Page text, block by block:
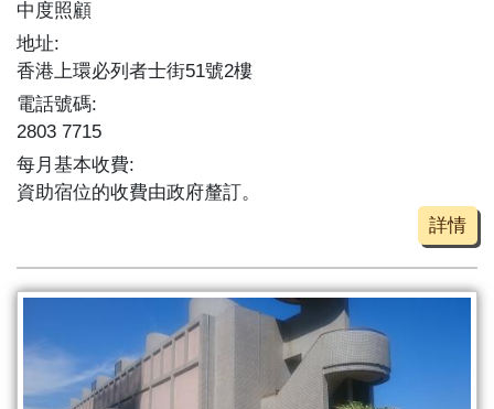
中度照顧
地址:
香港上環必列者士街51號2樓
電話號碼:
2803 7715
每月基本收費:
資助宿位的收費由政府釐訂。
詳情